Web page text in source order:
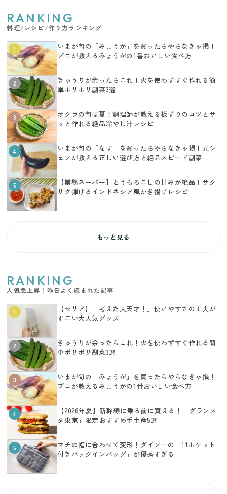
RANKING
料理/レシピ/作り方ランキング
1
いまが旬の「みょうが」を買ったらやらなきゃ損！
プロが教えるみょうがの1番おいしい食べ方
2
きゅうりが余ったらこれ！火を使わずすぐ作れる簡
単ポリポリ副菜3選
3
オクラの旬は夏！調理師が教える板ずりのコツとサ
ッと作れる絶品冷やし汁レシピ
4
いまが旬の「なす」を買ったらやらなきゃ損！元シ
ェフが教える正しい選び方と絶品スピード副菜
5
【業務スーパー】とうもろこしの甘みが絶品！サク
サク弾けるインドネシア風かき揚げレシピ
もっと見る
RANKING
人気急上昇！昨日よく読まれた記事
1
【セリア】「考えた人天才！」使いやすさの工夫が
すごい大人気グッズ
2
きゅうりが余ったらこれ！火を使わずすぐ作れる簡
単ポリポリ副菜3選
3
いまが旬の「みょうが」を買ったらやらなきゃ損！
プロが教えるみょうがの1番おいしい食べ方
4
【2026年夏】新幹線に乗る前に買える！「グランス
タ東京」限定おすすめ手土産5選
5
マチの幅に合わせて変形！ダイソーの「11ポケット
付きバッグインバッグ」が優秀すぎる